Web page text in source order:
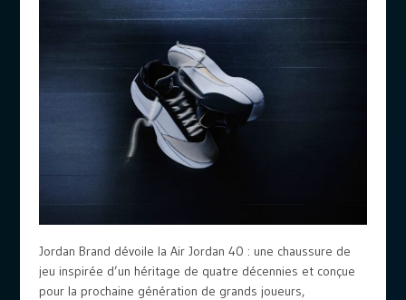
Jordan Brand dévoile la Air Jordan 40 : une chaussure de
jeu inspirée d’un héritage de quatre décennies et conçue
pour la prochaine génération de grands joueurs,